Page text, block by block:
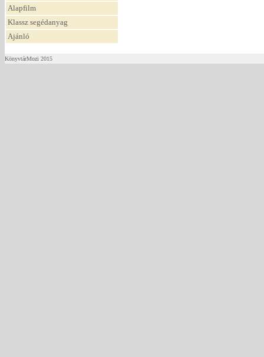
Alapfilm
Klassz segédanyag
Ajánló
KönyvtárMozi 2015